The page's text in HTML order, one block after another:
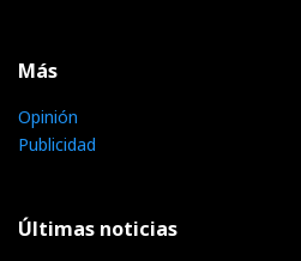
Más
Opinión
Publicidad
Últimas noticias